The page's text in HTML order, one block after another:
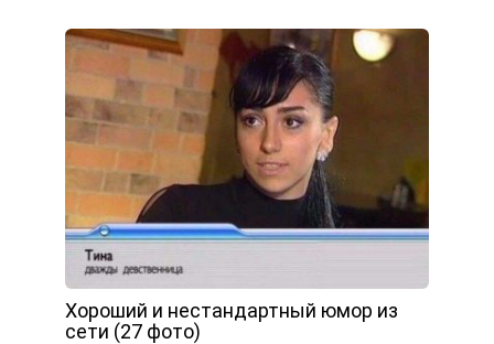
Хороший и нестандартный юмор из
сети (27 фото)